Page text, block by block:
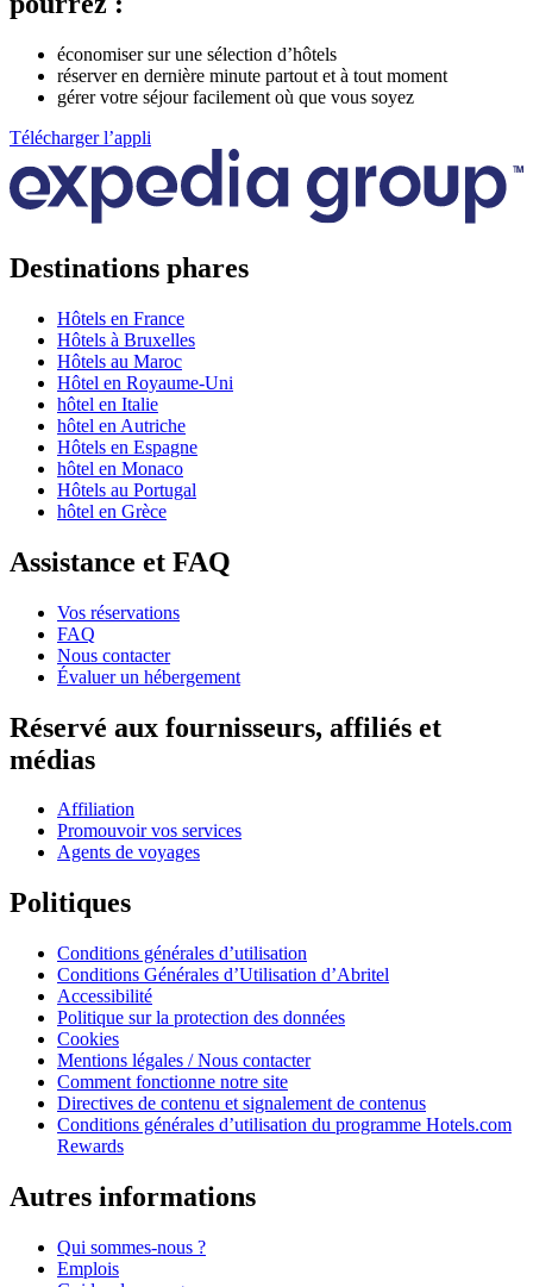
économiser sur une sélection d’hôtels
réserver en dernière minute partout et à tout moment
gérer votre séjour facilement où que vous soyez
Télécharger l’appli
Destinations phares
Hôtels en France
Hôtels à Bruxelles
Hôtels au Maroc
Hôtel en Royaume-Uni
hôtel en Italie
hôtel en Autriche
Hôtels en Espagne
hôtel en Monaco
Hôtels au Portugal
hôtel en Grèce
Assistance et FAQ
Vos réservations
FAQ
Nous contacter
Évaluer un hébergement
Réservé aux fournisseurs, affiliés et
médias
Affiliation
Promouvoir vos services
Agents de voyages
Politiques
Conditions générales d’utilisation
Conditions Générales d’Utilisation d’Abritel
Accessibilité
Politique sur la protection des données
Cookies
Mentions légales / Nous contacter
Comment fonctionne notre site
Directives de contenu et signalement de contenus
Conditions générales d’utilisation du programme Hotels.com
Rewards
Autres informations
Qui sommes-nous ?
Emplois